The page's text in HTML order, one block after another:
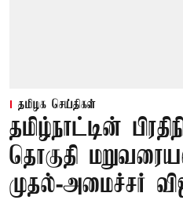
தமிழக செய்திகள்
தமிழ்நாட்டின்
தொகுதி
முதல்-அமைச்சர்